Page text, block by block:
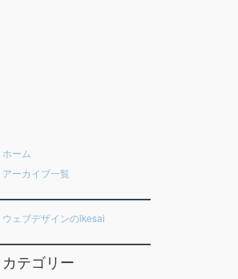
ホーム
アーカイブ一覧
ウェブデザインのikesai
カテゴリー